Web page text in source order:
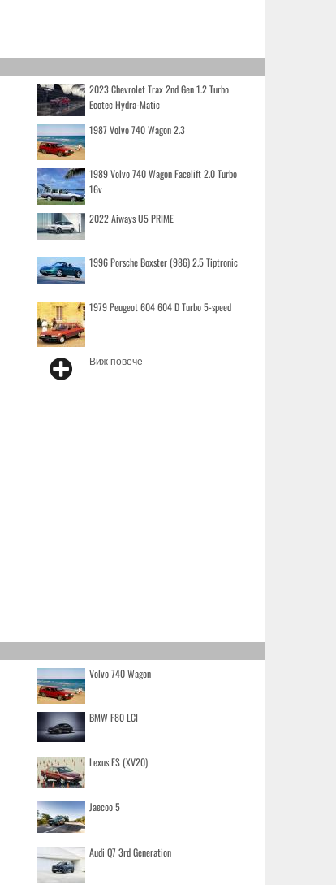
2023 Chevrolet Trax 2nd Gen 1.2 Turbo
Ecotec Hydra-Matic
1987 Volvo 740 Wagon 2.3
1989 Volvo 740 Wagon Facelift 2.0 Turbo
16v
2022 Aiways U5 PRIME
1996 Porsche Boxster (986) 2.5 Tiptronic
1979 Peugeot 604 604 D Turbo 5-speed
Виж повече
Volvo 740 Wagon
BMW F80 LCI
Lexus ES (XV20)
Jaecoo 5
Audi Q7 3rd Generation